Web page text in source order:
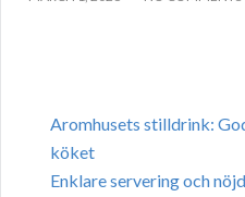
Aromhusets stilldrink:
köket
Enklare servering och